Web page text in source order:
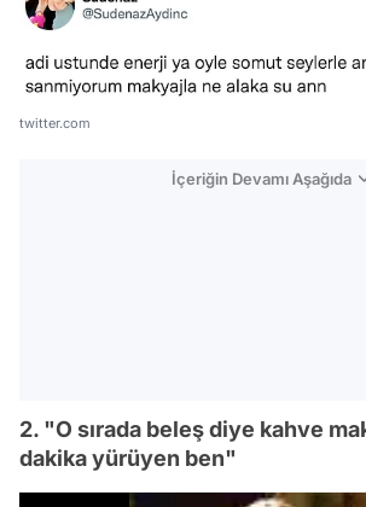
twitter.com
İçeriğin Devamı Aşağıda
2. "O sırada beleş diye kahve
dakika yürüyen ben"